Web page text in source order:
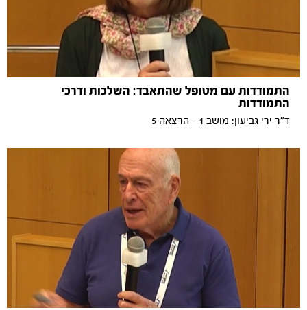
התמודדות עם מטופל שהתאבד: השלכות ודרכי
התמודדות
ד"ר ירי גביעון: מושב 1 - הרצאה 5